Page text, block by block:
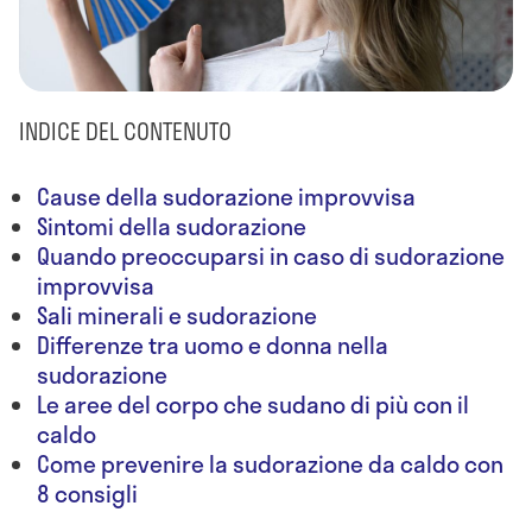
INDICE DEL CONTENUTO
Cause della sudorazione improvvisa
Sintomi della sudorazione
Quando preoccuparsi in caso di sudorazione
improvvisa
Sali minerali e sudorazione
Differenze tra uomo e donna nella
sudorazione
Le aree del corpo che sudano di più con il
caldo
Come prevenire la sudorazione da caldo con
8 consigli